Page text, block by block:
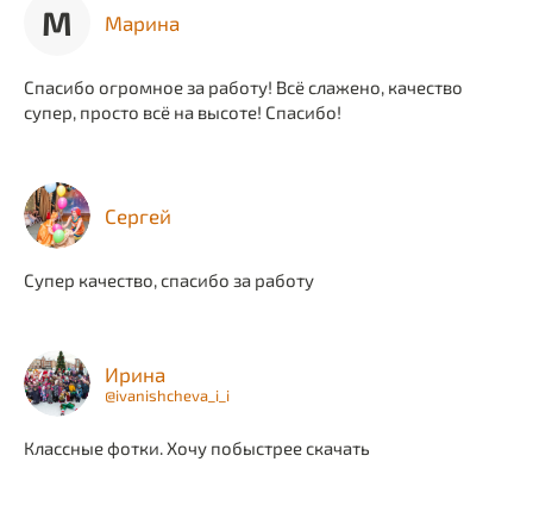
М Марина
Спасибо огромное за работу! Всё слажено, качество
супер, просто всё на высоте! Спасибо!
Сергей
Супер качество, спасибо за работу
Ирина
@ivanishcheva_i_i
Классные фотки. Хочу побыстрее скачать